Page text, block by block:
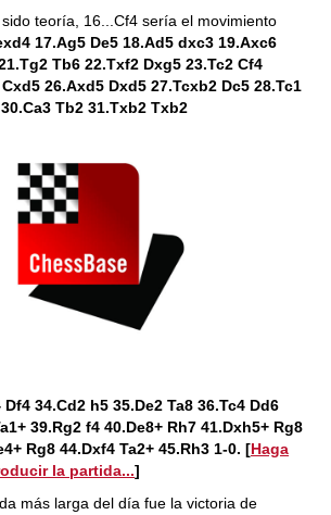
teoría, 16...Cf4 sería el movimiento
17.Ag5 De5 18.Ad5 dxc3 19.Axc6
Tb6 22.Txf2 Dxg5 23.Tc2 Cf4
26.Axd5 Dxd5 27.Tcxb2 Dc5 28.Tc1
Tb2 31.Txb2 Txb2
34.Cd2 h5 35.De2 Ta8 36.Tc4 Dd6
39.Rg2 f4 40.De8+ Rh7 41.Dxh5+ Rg8
Rg8 44.Dxf4 Ta2+ 45.Rh3 1-0. [Haga
la partida...]
más larga del día fue la victoria de